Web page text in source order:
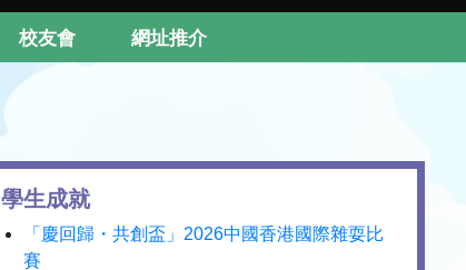
校友會 網址推介
學生成就
「慶回歸・共創盃」2026中國香港國際雜耍比
賽